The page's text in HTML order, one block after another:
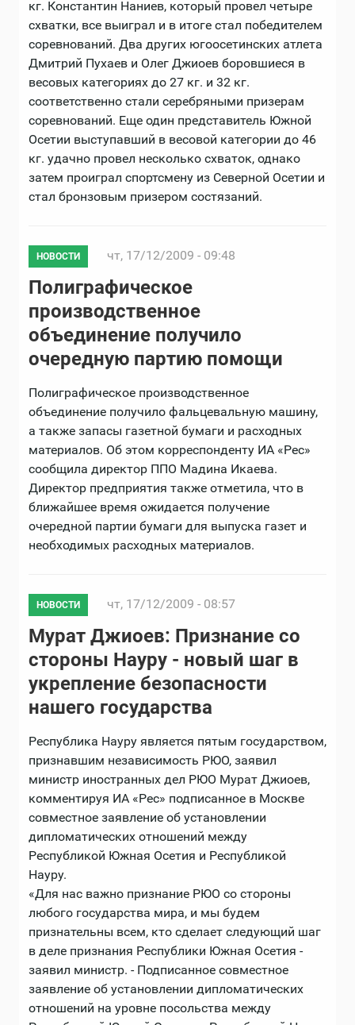
кг. Константин Наниев, который провел четыре
схватки, все выиграл и в итоге стал победителем
соревнований. Два других югоосетинских атлета
Дмитрий Пухаев и Олег Джиоев боровшиеся в
весовых категориях до 27 кг. и 32 кг.
соответственно стали серебряными призерам
соревнований. Еще один представитель Южной
Осетии выступавший в весовой категории до 46
кг. удачно провел несколько схваток, однако
затем проиграл спортсмену из Северной Осетии и
стал бронзовым призером состязаний.
НОВОСТИ чт, 17/12/2009 - 09:48
Полиграфическое
производственное
объединение получило
очередную партию помощи
Полиграфическое производственное
объединение получило фальцевальную машину,
а также запасы газетной бумаги и расходных
материалов. Об этом корреспонденту ИА «Рес»
сообщила директор ППО Мадина Икаева.
Директор предприятия также отметила, что в
ближайшее время ожидается получение
очередной партии бумаги для выпуска газет и
необходимых расходных материалов.
НОВОСТИ чт, 17/12/2009 - 08:57
Мурат Джиоев: Признание со
стороны Науру - новый шаг в
укрепление безопасности
нашего государства
Республика Науру является пятым государством,
признавшим независимость РЮО, заявил
министр иностранных дел РЮО Мурат Джиоев,
комментируя ИА «Рес» подписанное в Москве
совместное заявление об установлении
дипломатических отношений между
Республикой Южная Осетия и Республикой
Науру.
«Для нас важно признание РЮО со стороны
любого государства мира, и мы будем
признательны всем, кто сделает следующий шаг
в деле признания Республики Южная Осетия -
заявил министр. - Подписанное совместное
заявление об установлении дипломатических
отношений на уровне посольства между